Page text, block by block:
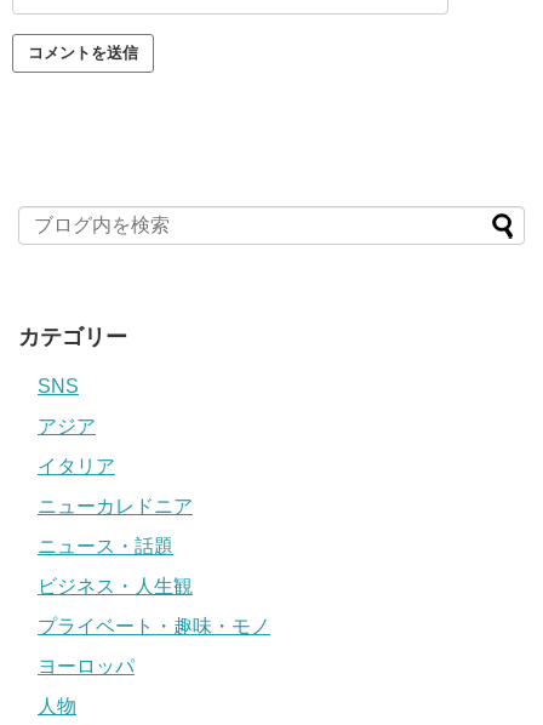
カテゴリー
SNS
アジア
イタリア
ニューカレドニア
ニュース・話題
ビジネス・人生観
プライベート・趣味・モノ
ヨーロッパ
人物